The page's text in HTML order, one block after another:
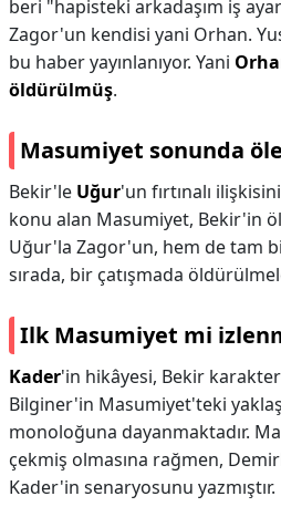
beri "hapisteki arkadaşım iş
Zagor'un kendisi yani Orhan.
bu haber yayınlanıyor. Yani
öldürülmüş.
Masumiyet sonunda
Bekir'le Uğur'un fırtınalı
konu alan Masumiyet, Bekir'in
Uğur'la Zagor'un, hem de tam
sırada, bir çatışmada
Ilk Masumiyet mi
Kader'in hikâyesi, Bekir
Bilginer'in Masumiyet'teki
monoloğuna dayanmaktadır.
çekmiş olmasına rağmen,
Kader'in senaryosunu yazmıştır.